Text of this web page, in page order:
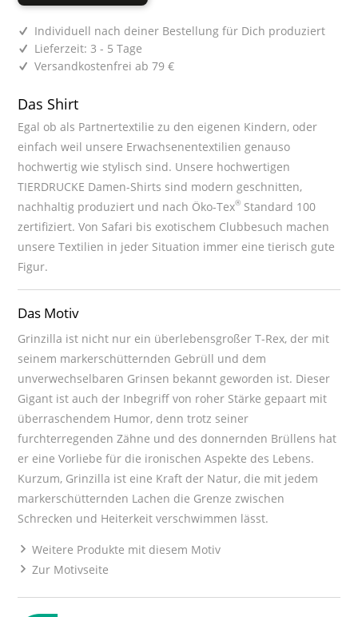
Individuell nach deiner Bestellung für Dich produziert
Lieferzeit: 3 - 5 Tage
Versandkostenfrei ab 79 €
Das Shirt
Egal ob als Partnertextilie zu den eigenen Kindern, oder
einfach weil unsere Erwachsenentextilien genauso
hochwertig wie stylisch sind. Unsere hochwertigen
TIERDRUCKE Damen-Shirts sind modern geschnitten,
nachhaltig produziert und nach Öko-Tex® Standard 100
zertifiziert. Von Safari bis exotischem Clubbesuch machen
unsere Textilien in jeder Situation immer eine tierisch gute
Figur.
Das Motiv
Grinzilla ist nicht nur ein überlebensgroßer T-Rex, der mit
seinem markerschütternden Gebrüll und dem
unverwechselbaren Grinsen bekannt geworden ist. Dieser
Gigant ist auch der Inbegriff von roher Stärke gepaart mit
überraschendem Humor, denn trotz seiner
furchterregenden Zähne und des donnernden Brüllens hat
er eine Vorliebe für die ironischen Aspekte des Lebens.
Kurzum, Grinzilla ist eine Kraft der Natur, die mit jedem
markerschütternden Lachen die Grenze zwischen
Schrecken und Heiterkeit verschwimmen lässt.
Weitere Produkte mit diesem Motiv
Zur Motivseite